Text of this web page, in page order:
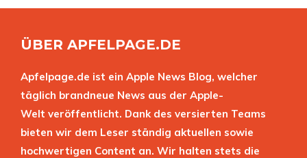
ÜBER APFELPAGE.DE
Apfelpage.de ist ein Apple News Blog, welcher
täglich brandneue News aus der Apple-
Welt veröffentlicht. Dank des versierten Teams
bieten wir dem Leser ständig aktuellen sowie
hochwertigen Content an. Wir halten stets die